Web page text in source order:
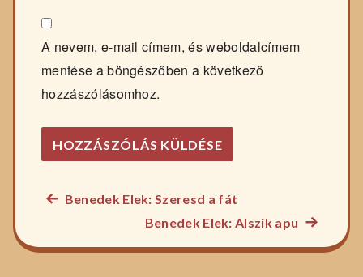
A nevem, e-mail címem, és weboldalcímem
mentése a böngészőben a következő
hozzászólásomhoz.
Bejegyzés
navigáció
Előző
recept:
Benedek Elek: Szeresd a fát
Benedek Elek: Alszik apu
főzelék